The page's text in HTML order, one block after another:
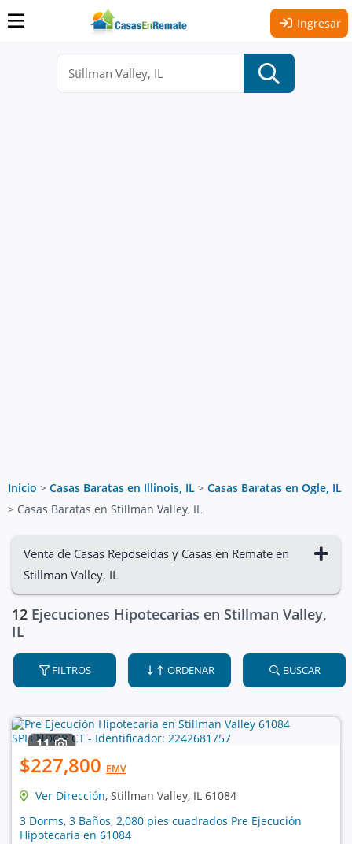
Ingresar
Inicio > Casas Baratas en Illinois, IL > Casas Baratas en Ogle, IL
> Casas Baratas en Stillman Valley, IL
Venta de Casas Reposeídas y Casas en Remate en
Stillman Valley, IL
12 Ejecuciones Hipotecarias en Stillman Valley,
IL
FILTROS ORDENAR BUSCAR
11
$227,800 EMV
Ver Dirección, Stillman Valley, IL 61084
3 Dorms, 3 Baños, 2,080 pies cuadrados Pre Ejecución
Hipotecaria en 61084